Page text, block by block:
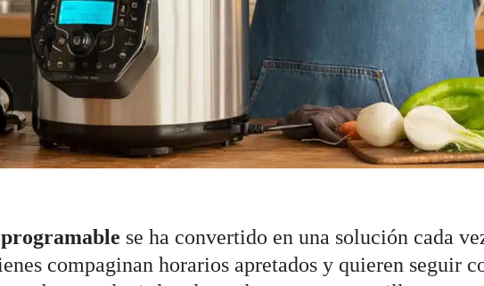
se ha convertido en una solución cada
compaginan horarios apretados y quieren seguir